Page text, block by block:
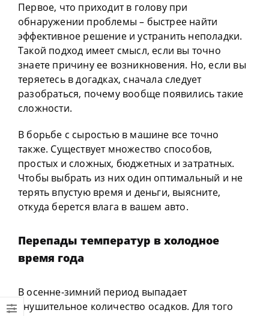
Первое, что приходит в голову при
обнаружении проблемы – быстрее найти
эффективное решение и устранить неполадки.
Такой подход имеет смысл, если вы точно
знаете причину ее возникновения. Но, если вы
теряетесь в догадках, сначала следует
разобраться, почему вообще появились такие
сложности.
В борьбе с сыростью в машине все точно
также. Существует множество способов,
простых и сложных, бюджетных и затратных.
Чтобы выбрать из них один оптимальный и не
терять впустую время и деньги, выясните,
откуда берется влага в вашем авто.
Перепады температур в холодное
время года
В осенне-зимний период выпадает
внушительное количество осадков. Для того